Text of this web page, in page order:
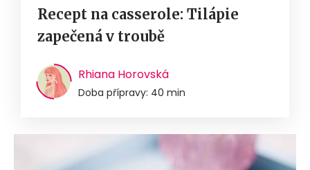
Recept na casserole: Tilápie
zapečená v troubě
Rhiana Horovská
Doba přípravy: 40 min